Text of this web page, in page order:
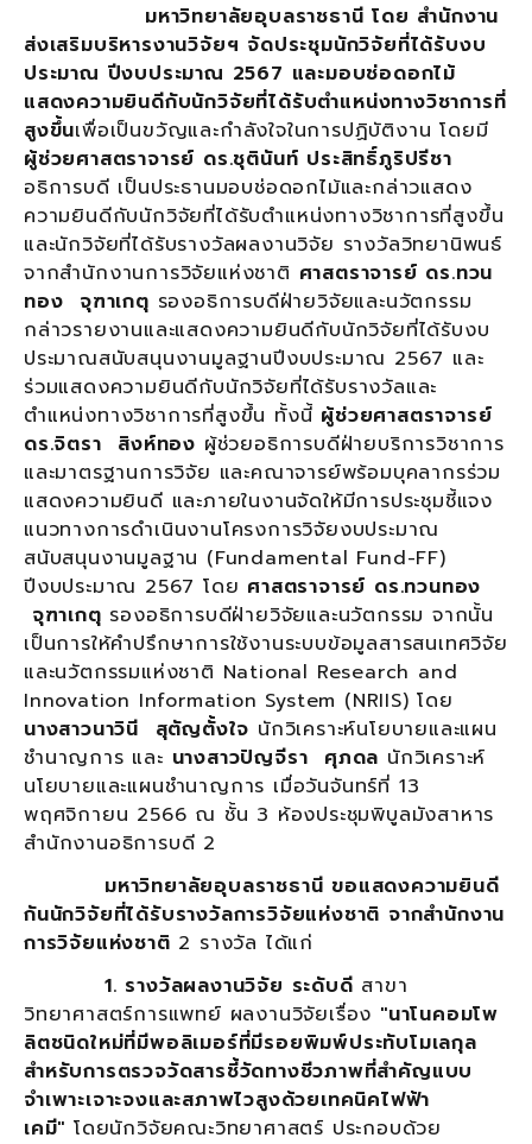
มหาวิทยาลัยอุบลราชธานี โดย สำนักงาน
ส่งเสริมบริหารงานวิจัยฯ จัดประชุมนักวิจัยที่ได้รับงบ
ประมาณ ปีงบประมาณ 2567 และมอบช่อดอกไม้
แสดงความยินดีกับนักวิจัยที่ได้รับตำแหน่งทางวิชาการที่
สูงขึ้นเพื่อเป็นขวัญและกำลังใจในการปฏิบัติงาน โดยมี
ผู้ช่วยศาสตราจารย์ ดร.ชุตินันท์ ประสิทธิ์ภูริปรีชา
อธิการบดี เป็นประธานมอบช่อดอกไม้และกล่าวแสดง
ความยินดีกับนักวิจัยที่ได้รับตำแหน่งทางวิชาการที่สูงขึ้น
และนักวิจัยที่ได้รับรางวัลผลงานวิจัย รางวัลวิทยานิพนธ์
จากสำนักงานการวิจัยแห่งชาติ ศาสตราจารย์ ดร.ทวน
ทอง จุฑาเกตุ รองอธิการบดีฝ่ายวิจัยและนวัตกรรม
กล่าวรายงานและแสดงความยินดีกับนักวิจัยที่ได้รับงบ
ประมาณสนับสนุนงานมูลฐานปีงบประมาณ 2567 และ
ร่วมแสดงความยินดีกับนักวิจัยที่ได้รับรางวัลและ
ตำแหน่งทางวิชาการที่สูงขึ้น ทั้งนี้ ผู้ช่วยศาสตราจารย์
ดร.จิตรา สิงห์ทอง ผู้ช่วยอธิการบดีฝ่ายบริการวิชาการ
และมาตรฐานการวิจัย และคณาจารย์พร้อมบุคลากรร่วม
แสดงความยินดี และภายในงานจัดให้มีการประชุมชี้แจง
แนวทางการดำเนินงานโครงการวิจัยงบประมาณ
สนับสนุนงานมูลฐาน (Fundamental Fund-FF)
ปีงบประมาณ 2567 โดย ศาสตราจารย์ ดร.ทวนทอง
จุฑาเกตุ รองอธิการบดีฝ่ายวิจัยและนวัตกรรม จากนั้น
เป็นการให้คำปรึกษาการใช้งานระบบข้อมูลสารสนเทศวิจัย
และนวัตกรรมแห่งชาติ National Research and
Innovation Information System (NRIIS) โดย
นางสาวนาวินี สุตัญตั้งใจ นักวิเคราะห์นโยบายและแผน
ชำนาญการ และ นางสาวปัญจีรา ศุภดล นักวิเคราะห์
นโยบายและแผนชำนาญการ เมื่อวันจันทร์ที่ 13
พฤศจิกายน 2566 ณ ชั้น 3 ห้องประชุมพิบูลมังสาหาร
สำนักงานอธิการบดี 2
มหาวิทยาลัยอุบลราชธานี ขอแสดงความยินดี
กันนักวิจัยที่ได้รับรางวัลการวิจัยแห่งชาติ จากสำนักงาน
การวิจัยแห่งชาติ 2 รางวัล ได้แก่
1. รางวัลผลงานวิจัย ระดับดี สาขา
วิทยาศาสตร์การแพทย์ ผลงานวิจัยเรื่อง "นาโนคอมโพ
ลิตชนิดใหม่ที่มีพอลิเมอร์ที่มีรอยพิมพ์ประทับโมเลกุล
สำหรับการตรวจวัดสารชี้วัดทางชีวภาพที่สำคัญแบบ
จำเพาะเจาะจงและสภาพไวสูงด้วยเทคนิคไฟฟ้า
เคมี" โดยนักวิจัยคณะวิทยาศาสตร์ ประกอบด้วย